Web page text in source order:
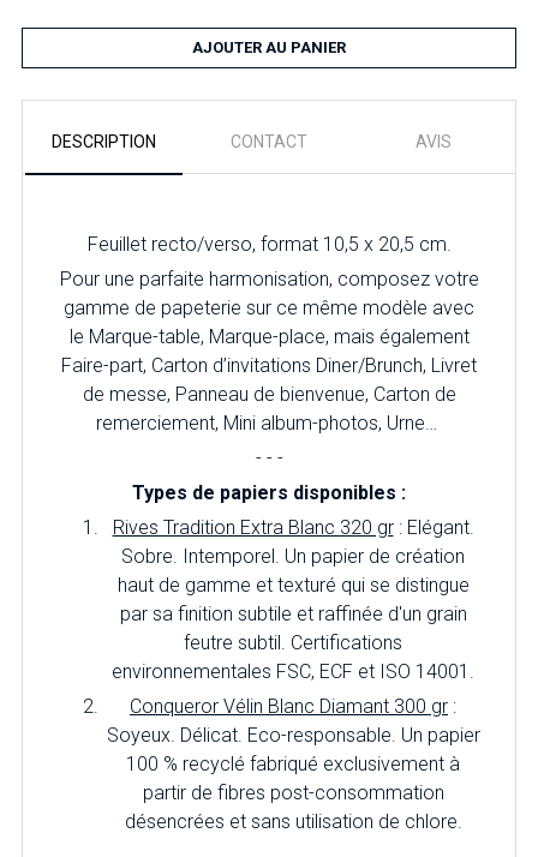
AJOUTER AU PANIER
DESCRIPTION CONTACT AVIS
Feuillet recto/verso, format 10,5 x 20,5 cm.
Pour une parfaite harmonisation, composez votre
gamme de papeterie sur ce même modèle avec
le Marque-table, Marque-place, mais également
Faire-part, Carton d’invitations Diner/Brunch, Livret
de messe, Panneau de bienvenue, Carton de
remerciement, Mini album-photos, Urne…
- - -
Types de papiers disponibles :
Rives Tradition Extra Blanc 320 gr: Elégant.
Sobre. Intemporel. Un papier de création
haut de gamme et texturé qui se distingue
par sa finition subtile et raffinée d'un grain
feutre subtil. Certifications
environnementales FSC, ECF et ISO 14001.
Conqueror Vélin Blanc Diamant 300 gr :
Soyeux. Délicat. Eco-responsable. Un papier
100 % recyclé fabriqué exclusivement à
partir de fibres post-consommation
désencrées et sans utilisation de chlore.